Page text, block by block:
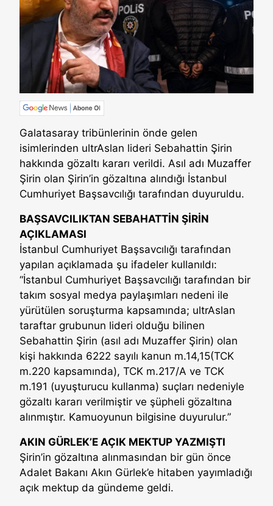
Galatasaray tribünlerinin önde gelen
isimlerinden ultrAslan lideri Sebahattin Şirin
hakkında gözaltı kararı verildi. Asıl adı Muzaffer
Şirin olan Şirin’in gözaltına alındığı İstanbul
Cumhuriyet Başsavcılığı tarafından duyuruldu.
BAŞSAVCILIKTAN SEBAHATTİN ŞİRİN
AÇIKLAMASI
İstanbul Cumhuriyet Başsavcılığı tarafından
yapılan açıklamada şu ifadeler kullanıldı:
“İstanbul Cumhuriyet Başsavcılığı tarafından bir
takım sosyal medya paylaşımları nedeni ile
yürütülen soruşturma kapsamında; ultrAslan
taraftar grubunun lideri olduğu bilinen
Sebahattin Şirin (asıl adı Muzaffer Şirin) olan
kişi hakkında 6222 sayılı kanun m.14,15(TCK
m.220 kapsamında), TCK m.217/A ve TCK
m.191 (uyuşturucu kullanma) suçları nedeniyle
gözaltı kararı verilmiştir ve şüpheli gözaltına
alınmıştır. Kamuoyunun bilgisine duyurulur.”
AKIN GÜRLEK’E AÇIK MEKTUP YAZMIŞTI
Şirin’in gözaltına alınmasından bir gün önce
Adalet Bakanı Akın Gürlek’e hitaben yayımladığı
açık mektup da gündeme geldi.